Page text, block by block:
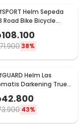
Helm Sepeda
Road Bike Bicycle
23 Air Vent - Z10
108.100
38%
Helm Las
Darkening True
Solar Welding Mask -
42.800
43%